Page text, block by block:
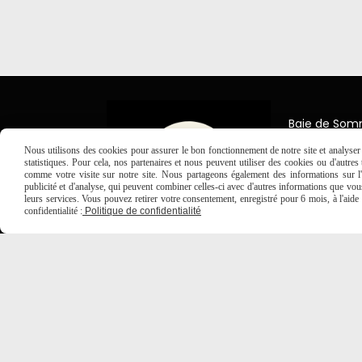
Baie de
7 Place
80150
 03
Nous utilisons des cookies pour assurer le bon fonctionnement de notre site et
statistiques. Pour cela, nos partenaires et nous peuvent utiliser des cookies ou
comme votre visite sur notre site. Nous partageons également des informations
publicité et d'analyse, qui peuvent combiner celles-ci avec d'autres informations que
leurs services. Vous pouvez retirer votre consentement, enregistré pour 6 mois, à
confidentialité : Politique de confidentialité